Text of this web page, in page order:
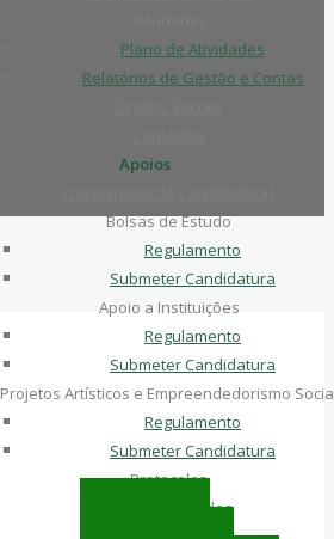
Plano de Atividades
Relatórios de Gestão e Contas
Apoios
Bolsas de Estudo
Regulamento
Submeter Candidatura
Apoio a Instituições
Regulamento
Submeter Candidatura
Projetos Artísticos e Empreendedorismo
Regulamento
Submeter Candidatura
Protocolos
Apoios Atribuídos